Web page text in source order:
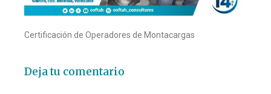
Certificación de Operadores de Montacargas
Deja tu comentario